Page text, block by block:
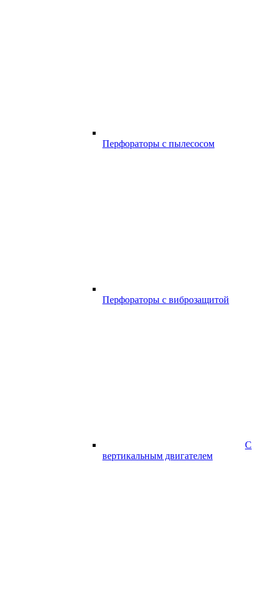
Перфораторы с пылесосом
Перфораторы с виброзащитой
С
вертикальным двигателем